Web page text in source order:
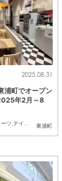
東浦町
2025.08.31
浦町でオープン
年2月～8
ツ,テイクアウト ,開店